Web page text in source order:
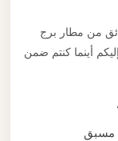
من مطار برج
أينما كنتم ضمن